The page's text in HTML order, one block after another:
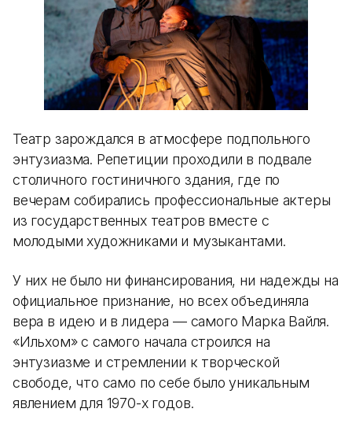
Театр зарождался в атмосфере подпольного
энтузиазма. Репетиции проходили в подвале
столичного гостиничного здания, где по
вечерам собирались профессиональные актеры
из государственных театров вместе с
молодыми художниками и музыкантами.
У них не было ни финансирования, ни надежды на
официальное признание, но всех объединяла
вера в идею и в лидера — самого Марка Вайля.
«Ильхом» с самого начала строился на
энтузиазме и стремлении к творческой
свободе, что само по себе было уникальным
явлением для 1970-х годов.